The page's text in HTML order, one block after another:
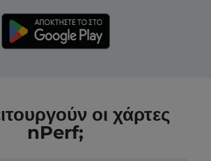
οι χάρτες
nPerf;